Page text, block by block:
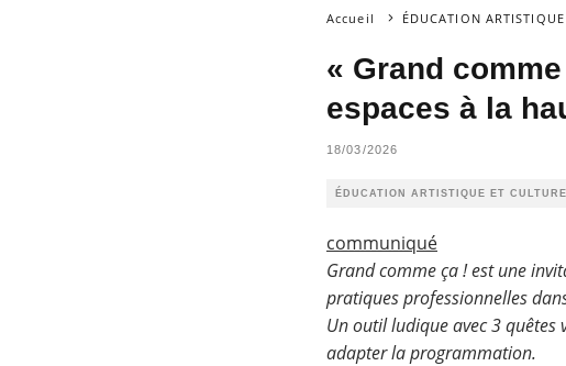
Accueil ÉDUCATION
« Grand
espaces à la
18/03/2026
ÉDUCATION ARTISTIQUE ET
communiqué
Grand comme ça ! est une
pratiques professionnelles
Un outil ludique avec 3 quêtes
adapter la programmation.